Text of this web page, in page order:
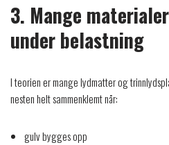
3. Mange
under belastning
I teorien er mange lydmatter og
nesten helt sammenklemt når:
gulv bygges opp